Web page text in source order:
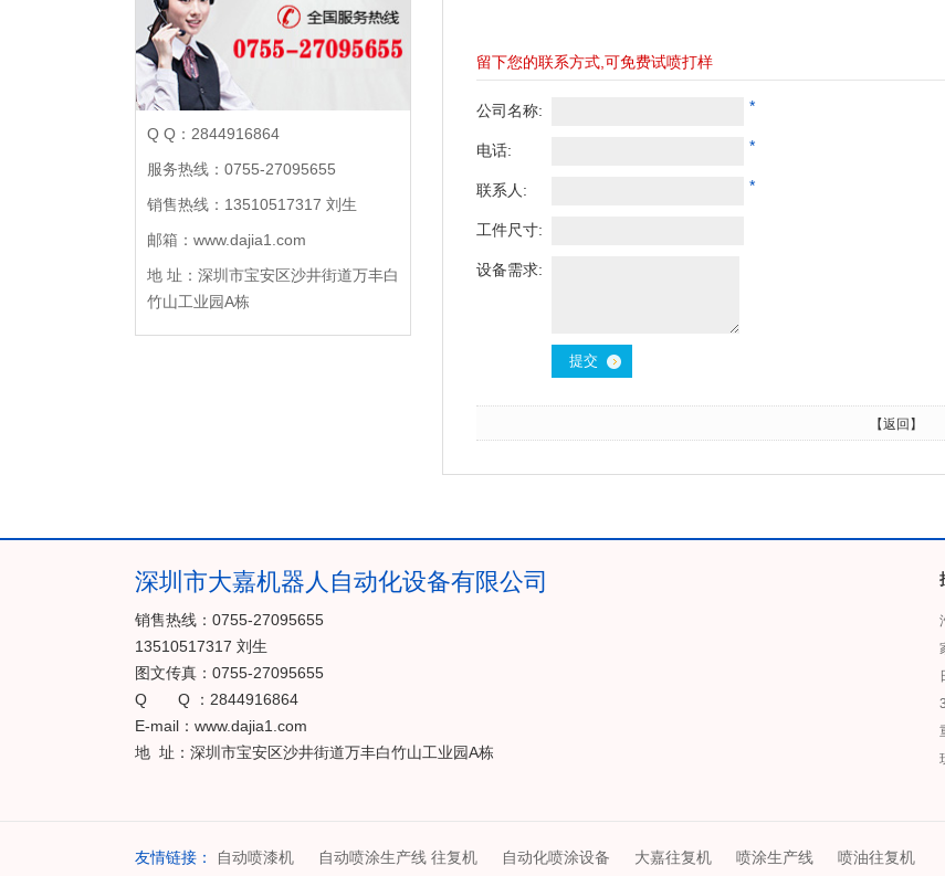
Q Q：2844916864
服务热线：0755-27095655
销售热线：13510517317 刘生
邮箱：www.dajia1.com
地 址：深圳市宝安区沙井街道万丰白
竹山工业园A栋
留下您的联系方式,可免费试喷打样
公司名称: *
电话: *
联系人: *
工件尺寸:
设备需求:
【返回】
深圳市大嘉机器人自动化设备有限公司
销售热线：0755-27095655
13510517317 刘生
图文传真：0755-27095655
Q Q ：2844916864
E-mail：www.dajia1.com
地 址：深圳市宝安区沙井街道万丰白竹山工业园A栋
友情链接： 自动喷漆机 自动喷涂生产线 往复机 自动化喷涂设备 大嘉往复机 喷涂生产线 喷油往复机